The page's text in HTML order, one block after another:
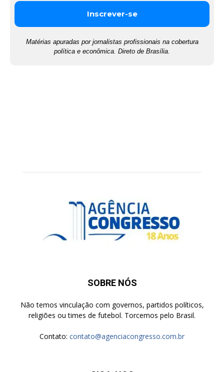
Matérias apuradas por jornalistas profissionais na cobertura
política e econômica. Direto de Brasília.
SOBRE NÓS
Não temos vinculação com governos, partidos políticos,
religiões ou times de futebol. Torcemos pelo Brasil.
Contato: contato@agenciacongresso.com.br